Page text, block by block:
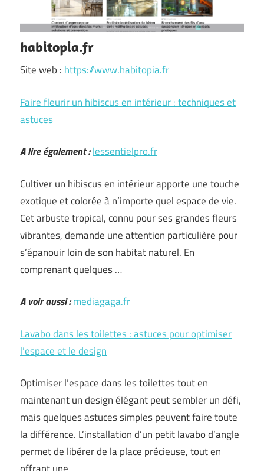
habitopia.fr
Site web : https://www.habitopia.fr
Faire fleurir un hibiscus en intérieur : techniques et
astuces
A lire également :lessentielpro.fr
Cultiver un hibiscus en intérieur apporte une touche
exotique et colorée à n’importe quel espace de vie.
Cet arbuste tropical, connu pour ses grandes fleurs
vibrantes, demande une attention particulière pour
s’épanouir loin de son habitat naturel. En
comprenant quelques …
A voir aussi :mediagaga.fr
Lavabo dans les toilettes : astuces pour optimiser
l’espace et le design
Optimiser l’espace dans les toilettes tout en
maintenant un design élégant peut sembler un défi,
mais quelques astuces simples peuvent faire toute
la différence. L’installation d’un petit lavabo d’angle
permet de libérer de la place précieuse, tout en